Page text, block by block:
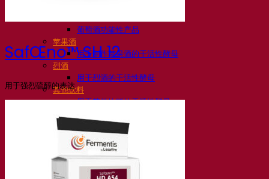
葡萄酒功能性产品
苹果酒
用于制作苹果酒的干活性酵母
烈酒
用于烈酒的干活性酵母
其他饮料
用于其他饮料的干活性酵母
咖啡
Fermentis 学院
Fermentis 学院
SafŒno™ SH 12
用于强烈硫醇的表达